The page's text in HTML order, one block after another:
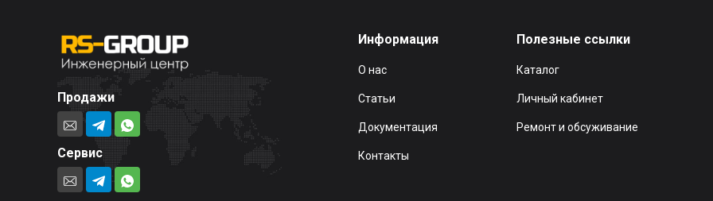
Продажи
Сервис
Информация
О нас
Статьи
Документация
Контакты
Полезные ссылки
Каталог
Личный кабинет
Ремонт и обсуживание